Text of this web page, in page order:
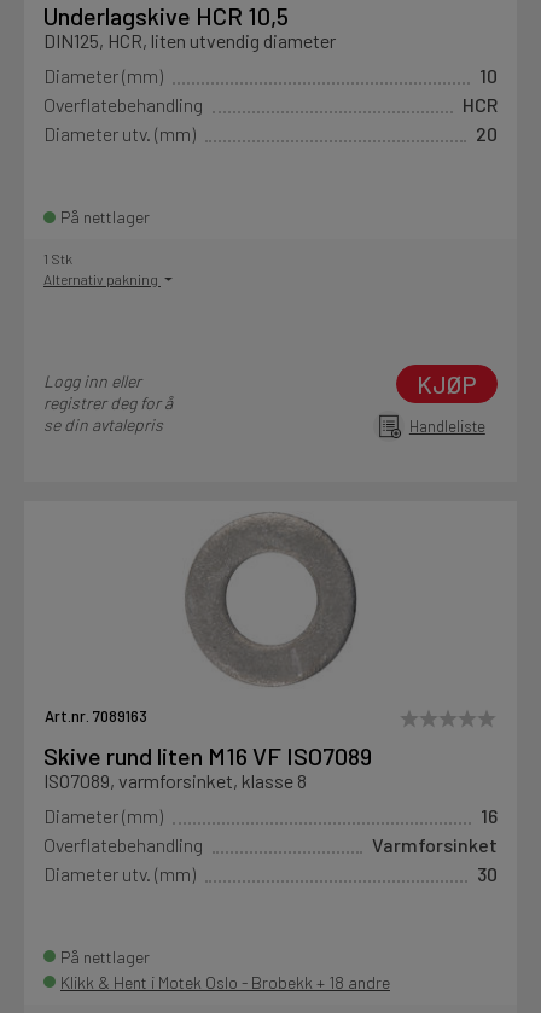
Underlagskive HCR 10,5
DIN125, HCR, liten utvendig diameter
Diameter (mm)
10
Overflatebehandling
HCR
Diameter utv. (mm)
20
På nettlager
1 Stk
Alternativ pakning
Logg inn eller
registrer deg for å
se din avtalepris
KJØP
Handleliste
Art.nr. 7089163
Skive rund liten M16 VF ISO7089
ISO7089, varmforsinket, klasse 8
Diameter (mm)
16
Overflatebehandling
Varmforsinket
Diameter utv. (mm)
30
På nettlager
Klikk & Hent i Motek Oslo - Brobekk + 18 andre